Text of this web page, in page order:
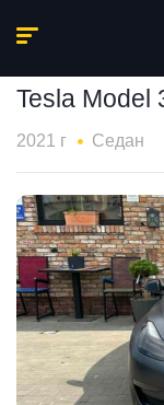
Tesla Model
2021 г Седан